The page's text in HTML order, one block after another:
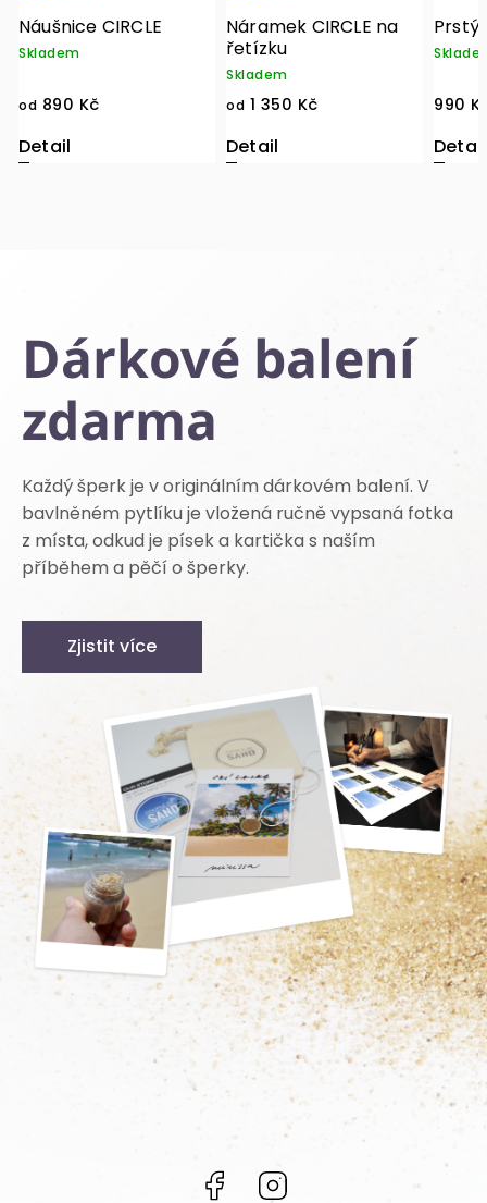
Náramek CIRCLE na
řetízku
od1 350 Kč
Prstýnek Karma
Skladem
990 Kč
Dárkové balení
zdarma
Každý šperk je v originálním dárkovém balení. V
bavlněném pytlíku je vložená ručně vypsaná fotka
z místa, odkud je písek a kartička s naším
příběhem a pěčí o šperky.
Zjistit více
Facebook